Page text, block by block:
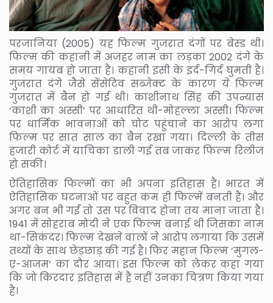
परजानिया (2005) यह फिल्म गुजरात दंगों पर बेस्ड थी।
फिल्म की कहानी में अजहर नाम का लड़का 2002 दंगे के
समय गायब हो जाता है। कहानी इसी के इर्द-गिर्द घुमती है।
गुजरात दंगे जैसे सेंसेटिव सब्जेक्ट के कारण ये फिल्म
गुजरात में बैन हो गई थी। काशीनाथ सिंह की उपन्यास
‘काशी का अस्सी’ पर आधारित थी-मोहल्ला अस्सी। फिल्म
पर धार्मिक भावनाओं को चोट पहुंचाने का आरोप लगा
फिल्म पर सात साल का बैन रखा गया। दिल्ली के तीस
हजारी कोर्ट में याचिका डाली गई तब जाकर फिल्म रिलीज
हो सकी।
ऐतिहासिक फिल्मों का भी अपना इतिहास है। भारत में
ऐतिहासिक घटनाओं पर बहुत कम ही फिल्में बनती हैं। और
अगर बन भी गईं तो उस पर विवाद होना तय माना जाता है।
1941 में सोहराब मोदी ने एक फिल्म बनाई थी जिसका नाम
था-सिकंदर। फिल्म देखने वालों ने आरोप लगाया कि उसमें
तथ्यों के साथ छेड़छाड़ की गई है। फिर महान फिल्म ‘मुगल-
ए-आजम’ का दौर आया। इस फिल्म को लेकर कहा गया
कि जो किरदार इतिहास में है नहीं उनका चित्रण किया गया
है।